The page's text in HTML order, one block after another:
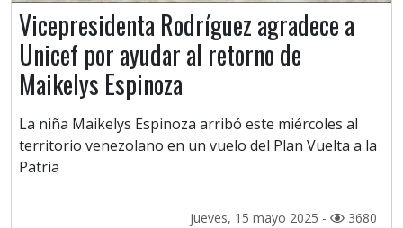
Vicepresidenta Rodríguez agradece a
Unicef por ayudar al retorno de
Maikelys Espinoza
La niña Maikelys Espinoza arribó este miércoles al
territorio venezolano en un vuelo del Plan Vuelta a la
Patria
jueves, 15 mayo 2025 - 3680